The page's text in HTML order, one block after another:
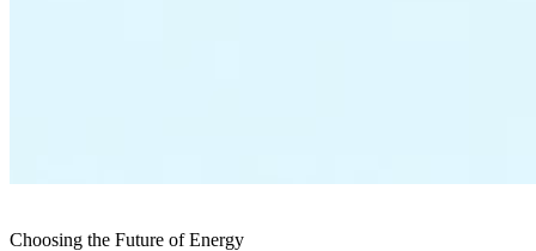
Choosing the Future of Energy